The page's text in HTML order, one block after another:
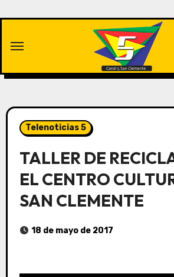
contenido
Telenoticias 5
TALLER DE
EL CENTRO
SAN CLEMENTE
18 de mayo de 2017